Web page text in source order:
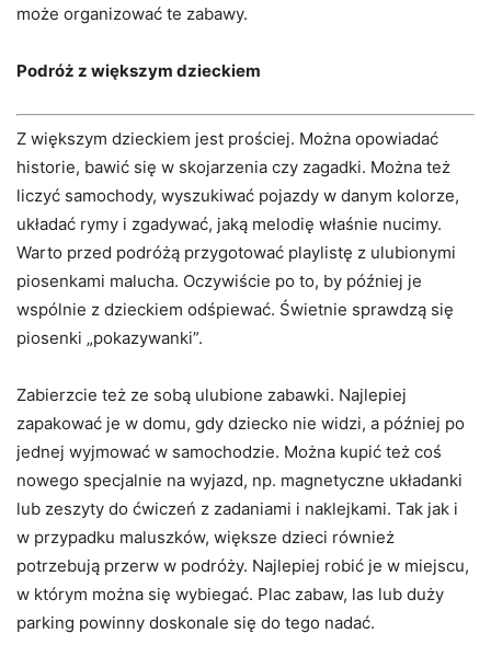
może organizować te zabawy.
Podróż z większym dzieckiem
Z większym dzieckiem jest prościej. Można opowiadać
historie, bawić się w skojarzenia czy zagadki. Można też
liczyć samochody, wyszukiwać pojazdy w danym kolorze,
układać rymy i zgadywać, jaką melodię właśnie nucimy.
Warto przed podróżą przygotować playlistę z ulubionymi
piosenkami malucha. Oczywiście po to, by później je
wspólnie z dzieckiem odśpiewać. Świetnie sprawdzą się
piosenki „pokazywanki”.
Zabierzcie też ze sobą ulubione zabawki. Najlepiej
zapakować je w domu, gdy dziecko nie widzi, a później po
jednej wyjmować w samochodzie. Można kupić też coś
nowego specjalnie na wyjazd, np. magnetyczne układanki
lub zeszyty do ćwiczeń z zadaniami i naklejkami. Tak jak i
w przypadku maluszków, większe dzieci również
potrzebują przerw w podróży. Najlepiej robić je w miejscu,
w którym można się wybiegać. Plac zabaw, las lub duży
parking powinny doskonale się do tego nadać.